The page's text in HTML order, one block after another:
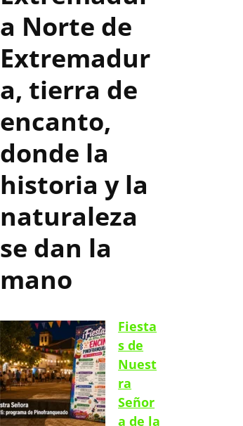
a Norte de
Extremadur
a, tierra de
encanto,
donde la
historia y la
naturaleza
se dan la
mano
Fiesta
s de
Nuest
ra
Señor
a de la